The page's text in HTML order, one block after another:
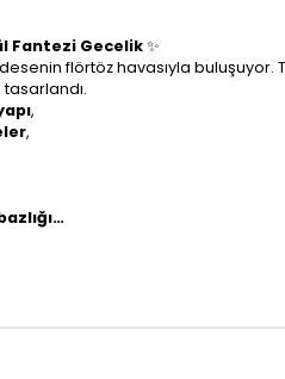
Fantezi Gecelik✨
flörtöz havasıyla
,
,